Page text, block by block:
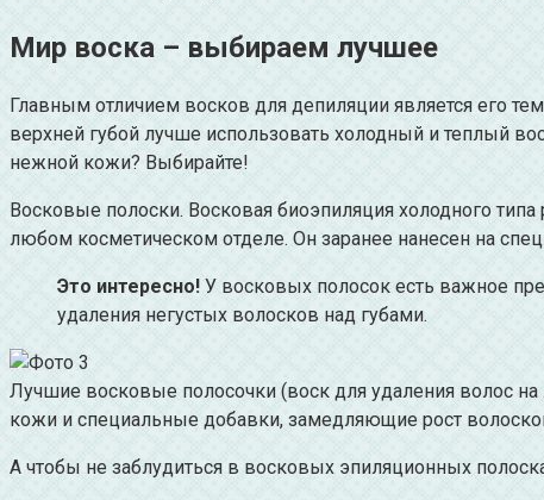
Мир воска – выбираем лучшее
Главным отличием восков для депиляции является его
верхней губой лучше использовать холодный и теплый
нежной кожи? Выбирайте!
Восковые полоски. Восковая биоэпиляция холодного
любом косметическом отделе. Он заранее нанесен на
Это интересно! У восковых полосок есть важное
удаления негустых волосков над губами.
Лучшие восковые полосочки (воск для удаления волос
кожи и специальные добавки, замедляющие рост
А чтобы не заблудиться в восковых эпиляционных